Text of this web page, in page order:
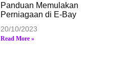
Panduan Memulakan
Perniagaan di E-Bay
20/10/2023
Read More »